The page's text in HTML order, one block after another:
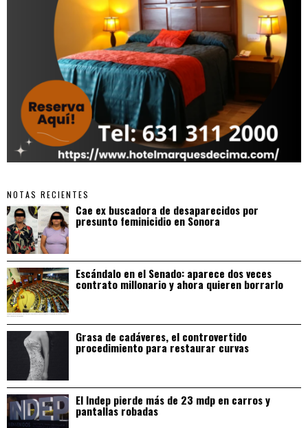
NOTAS RECIENTES
Cae ex buscadora de desaparecidos por
presunto feminicidio en Sonora
Escándalo en el Senado: aparece dos veces
contrato millonario y ahora quieren borrarlo
Grasa de cadáveres, el controvertido
procedimiento para restaurar curvas
El Indep pierde más de 23 mdp en carros y
pantallas robadas